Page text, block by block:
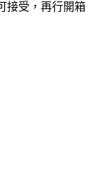
接受，再行開箱